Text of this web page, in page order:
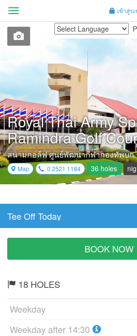
เข้าสู่ร
Menu
Royal Thai Army
Ramindra Golf
สนามกอล์ฟ ศูนย์พัฒนากีฬากองทัพบก
Map 0 2521 1184 36 holes
Tee Off Today
BOOK NOW
18 HOLES
Weekday
Weekday after 14:30